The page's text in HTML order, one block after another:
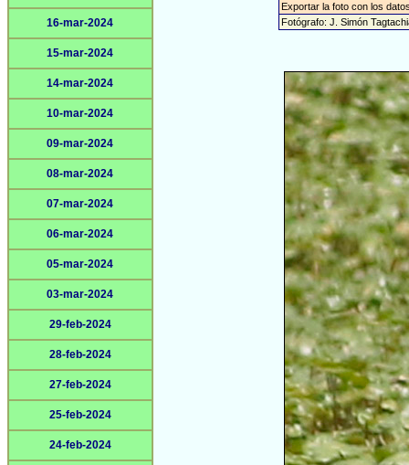
16-mar-2024
15-mar-2024
14-mar-2024
10-mar-2024
09-mar-2024
08-mar-2024
07-mar-2024
06-mar-2024
05-mar-2024
03-mar-2024
29-feb-2024
28-feb-2024
27-feb-2024
25-feb-2024
24-feb-2024
Exportar la foto con los
Fotógrafo: J. Simón